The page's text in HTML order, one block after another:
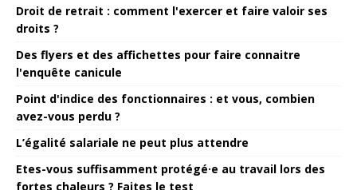
Droit de retrait : comment l'exercer et faire valoir ses
droits ?
Des flyers et des affichettes pour faire connaitre
l'enquête canicule
Point d'indice des fonctionnaires : et vous, combien
avez-vous perdu ?
L’égalité salariale ne peut plus attendre
Etes-vous suffisamment protégé·e au travail lors des
fortes chaleurs ? Faites le test